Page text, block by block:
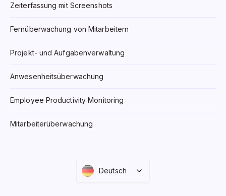
Zeiterfassung mit Screenshots
Fernüberwachung von Mitarbeitern
Projekt- und Aufgabenverwaltung
Anwesenheitsüberwachung
Employee Productivity Monitoring
Mitarbeiterüberwachung
Deutsch